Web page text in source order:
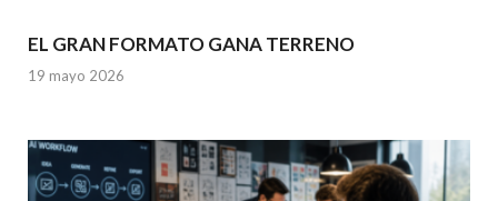
EL GRAN FORMATO GANA TERRENO
19 mayo 2026